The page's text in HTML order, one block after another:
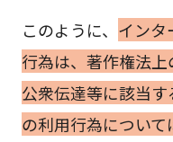
このように、 インタ
行為は、著作権法
公衆伝達等に該当
の利用行為につい